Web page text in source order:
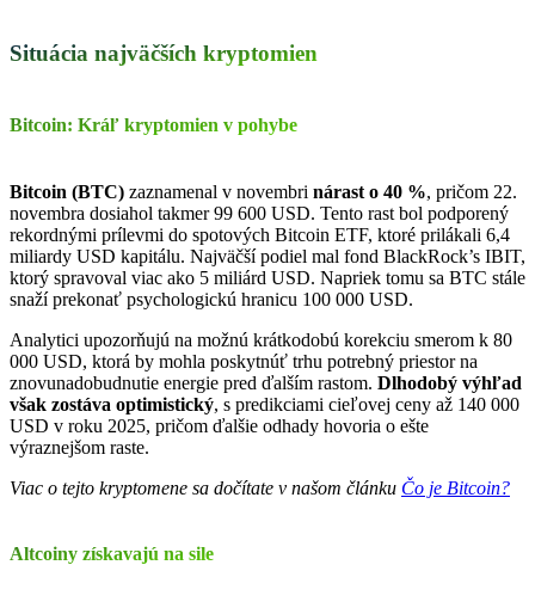
Situácia najväčších kryptomien
Bitcoin: Kráľ kryptomien v pohybe
Bitcoin (BTC) zaznamenal v novembri nárast o 40 %, pričom 22.
novembra dosiahol takmer 99 600 USD. Tento rast bol podporený
rekordnými prílevmi do spotových Bitcoin ETF, ktoré prilákali 6,4
miliardy USD kapitálu. Najväčší podiel mal fond BlackRock’s IBIT,
ktorý spravoval viac ako 5 miliárd USD. Napriek tomu sa BTC stále
snaží prekonať psychologickú hranicu 100 000 USD.
Analytici upozorňujú na možnú krátkodobú korekciu smerom k 80
000 USD, ktorá by mohla poskytnúť trhu potrebný priestor na
znovunadobudnutie energie pred ďalším rastom. Dlhodobý výhľad
však zostáva optimistický, s predikciami cieľovej ceny až 140 000
USD v roku 2025, pričom ďalšie odhady hovoria o ešte
výraznejšom raste.
Viac o tejto kryptomene sa dočítate v našom článku Čo je Bitcoin?
Altcoiny získavajú na sile